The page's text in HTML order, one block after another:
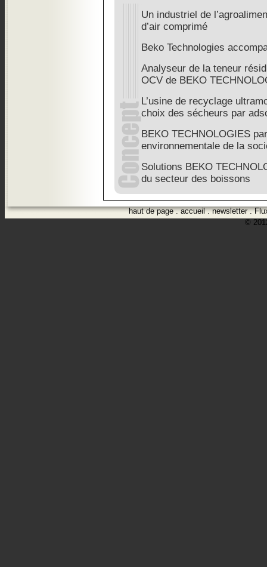
Un industriel de
d’air comprimé
Beko Technologies
Analyseur de la teneur
OCV de BEKO
L’usine de recyclage
choix des sécheurs par
BEKO TECHNOLOGIES
environnementale de la
Solutions BEKO
du secteur des boissons
haut de page.accueil.newsletter.
©